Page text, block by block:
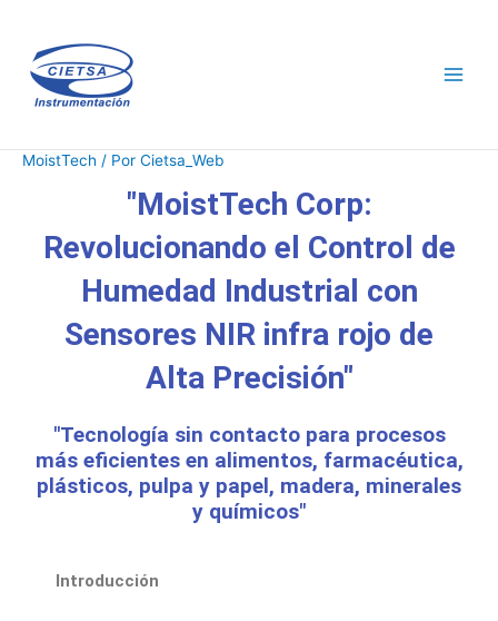
contenido
MoistTech / Por Cietsa_Web
"MoistTech Corp:
Revolucionando el Control de
Humedad Industrial con
Sensores NIR infra rojo de
Alta Precisión"
"Tecnología sin contacto para procesos
más eficientes en alimentos, farmacéutica,
plásticos, pulpa y papel, madera, minerales
y químicos"
Introducción